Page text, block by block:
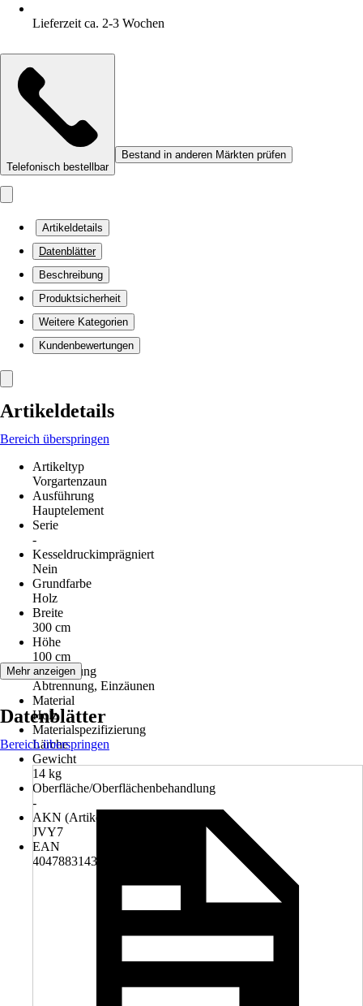
Lieferzeit ca. 2-3 Wochen
Telefonisch bestellbar
Bestand in anderen Märkten prüfen
Artikeldetails
Datenblätter
Beschreibung
Produktsicherheit
Weitere Kategorien
Kundenbewertungen
Artikeldetails
Bereich überspringen
Artikeltyp
Vorgartenzaun
Ausführung
Hauptelement
Serie
-
Kesseldruckimprägniert
Nein
Grundfarbe
Holz
Breite
300 cm
Höhe
100 cm
Anwendung
Abtrennung, Einzäunen
Material
Holz
Materialspezifizierung
Lärche
Gewicht
14 kg
Oberfläche/Oberflächenbehandlung
-
AKN (Artikelkurznummer)
JVY7
EAN
4047883143147
Mehr anzeigen
Datenblätter
Bereich überspringen